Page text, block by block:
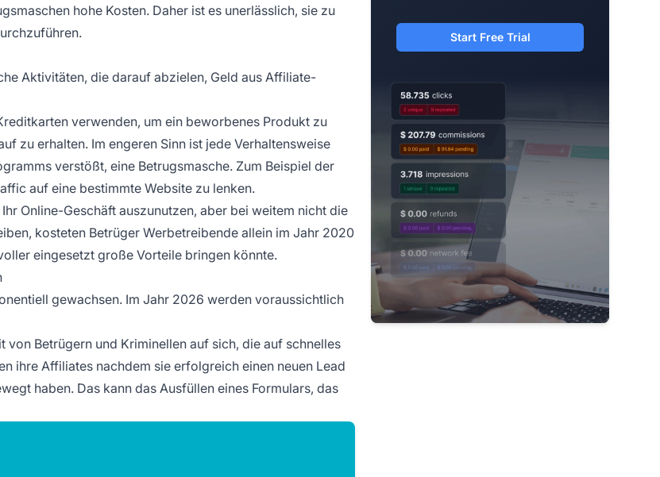
hohe Kosten. Daher ist es unerlässlich, sie zu
Aktivitäten, die darauf abzielen, Geld aus Affiliate-
verwenden, um ein beworbenes Produkt zu
zu erhalten. Im engeren Sinn ist jede Verhaltensweise
verstößt, eine Betrugsmasche. Zum Beispiel der
auf eine bestimmte Website zu lenken.
Online-Geschäft auszunutzen, aber bei weitem nicht die
kosteten Betrüger Werbetreibende allein im Jahr 2020
eingesetzt große Vorteile bringen könnte.
gewachsen. Im Jahr 2026 werden voraussichtlich
Betrügern und Kriminellen auf sich, die auf schnelles
ihre Affiliates nachdem sie erfolgreich einen neuen Lead
haben. Das kann das Ausfüllen eines Formulars, das
Start Free Trial